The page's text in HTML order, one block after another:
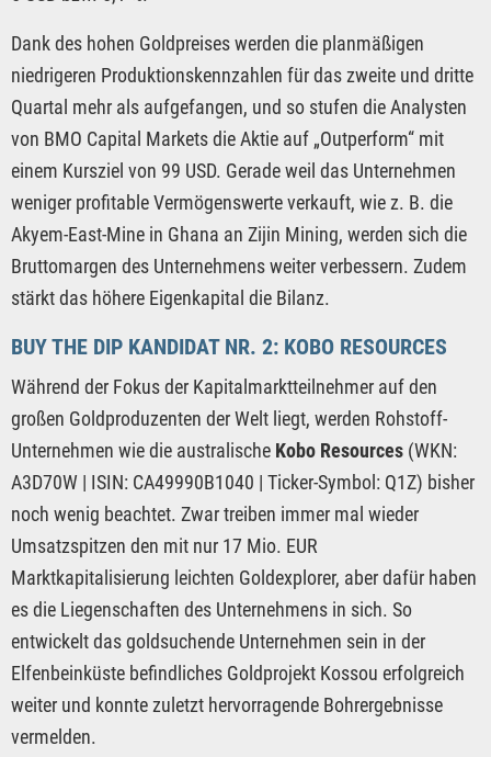
Dank des hohen Goldpreises werden die planmäßigen
niedrigeren Produktionskennzahlen für das zweite und dritte
Quartal mehr als aufgefangen, und so stufen die Analysten
von BMO Capital Markets die Aktie auf „Outperform“ mit
einem Kursziel von 99 USD. Gerade weil das Unternehmen
weniger profitable Vermögenswerte verkauft, wie z. B. die
Akyem-East-Mine in Ghana an Zijin Mining, werden sich die
Bruttomargen des Unternehmens weiter verbessern. Zudem
stärkt das höhere Eigenkapital die Bilanz.
BUY THE DIP KANDIDAT NR. 2: KOBO RESOURCES
Während der Fokus der Kapitalmarktteilnehmer auf den
großen Goldproduzenten der Welt liegt, werden Rohstoff-
Unternehmen wie die australische Kobo Resources (WKN:
A3D70W | ISIN: CA49990B1040 | Ticker-Symbol: Q1Z) bisher
noch wenig beachtet. Zwar treiben immer mal wieder
Umsatzspitzen den mit nur 17 Mio. EUR
Marktkapitalisierung leichten Goldexplorer, aber dafür haben
es die Liegenschaften des Unternehmens in sich. So
entwickelt das goldsuchende Unternehmen sein in der
Elfenbeinküste befindliches Goldprojekt Kossou erfolgreich
weiter und konnte zuletzt hervorragende Bohrergebnisse
vermelden.